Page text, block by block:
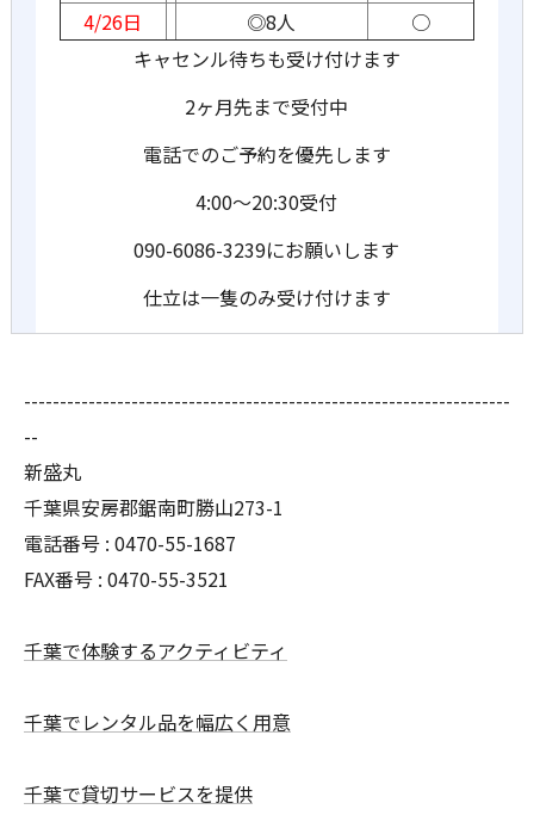
4/26日
◎8人
○
キャセンル待ちも受け付けます
2ヶ月先まで受付中
電話でのご予約を優先します
4:00〜20:30受付
090-6086-3239にお願いします
仕立は一隻のみ受け付けます
--------------------------------------------------------------------
--
新盛丸
千葉県安房郡鋸南町勝山273-1
電話番号 : 0470-55-1687
FAX番号 : 0470-55-3521
千葉で体験するアクティビティ
千葉でレンタル品を幅広く用意
千葉で貸切サービスを提供